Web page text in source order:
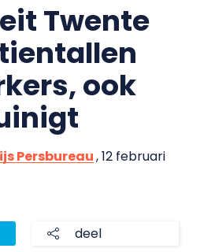
Twente
ook
Persbureau, 12 februari
deel